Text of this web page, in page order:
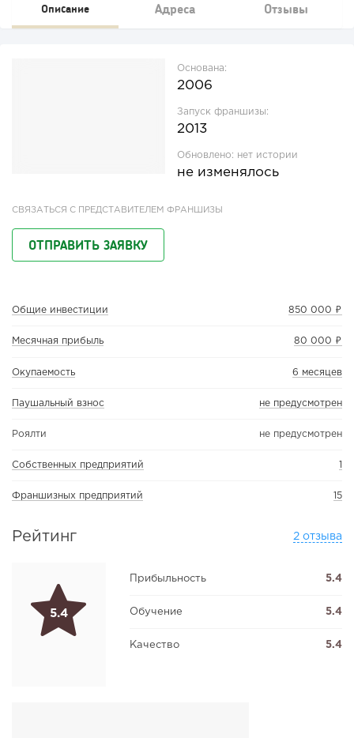
Описание Адреса Отзывы
Основана:
2006
Запуск франшизы:
2013
Обновлено: нет истории
не изменялось
СВЯЗАТЬСЯ С ПРЕДСТАВИТЕЛЕМ ФРАНШИЗЫ
ОТПРАВИТЬ ЗАЯВКУ
Общие инвестиции 850 000 ₽
Месячная прибыль 80 000 ₽
Окупаемость 6 месяцев
Паушальный взнос не предусмотрен
Роялти не предусмотрен
Собственных предприятий 1
Франшизных предприятий 15
Рейтинг 2 отзыва
5.4
Прибыльность 5.4
Обучение 5.4
Качество 5.4